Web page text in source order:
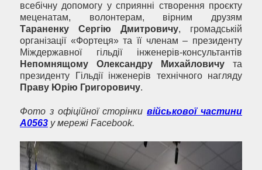
всебічну допомогу у сприянні створення проєкту
меценатам, волонтерам, вірним друзям
Тараненку Сергію Дмитровичу, громадській
організації «Фортеця» та її членам – президенту
Міждержавної гільдії інженерів-консультантів
Непомнящому Олександру Михайловичу та
президенту Гільдії інженерів технічного нагляду
Праву Юрію Григоровичу.
Фото з офіційної сторінкивійськової частини
А0563 у мережі Facebook.